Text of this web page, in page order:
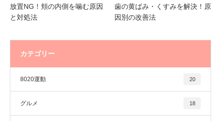
放置NG！頬の内側を噛む原因
と対処法
歯の黄ばみ・くすみを解決！原
因別の改善法
カテゴリー
8020運動 20
グルメ 18